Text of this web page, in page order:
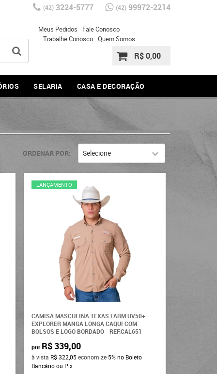
(42)3224-5777 (42)99972-2214
Meus Pedidos
Fale Conosco
Trabalhe Conosco Quem Somos
R$ 0,00
SELARIA CASA E DECORAÇÃO
ORDENAR POR Selecione
LANÇAMENTO
CAMISA MASCULINA TEXAS FARM UV50+
EXPLORER MANGA LONGA CAQUI COM
BOLSOS E LOGO BORDADO - REF:CAL651
por R$ 339,00
à vista R$ 322,05economize 5% no Boleto
Bancário ou Pix